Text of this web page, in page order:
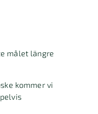
målet längre
kommer vi